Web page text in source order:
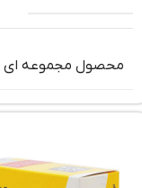
محصول مجموعه ای